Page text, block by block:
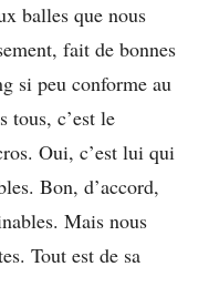
balles que nous
fait de bonnes
si peu conforme au
tous, c’est le
Oui, c’est lui qui
Bon, d’accord,
Mais nous
Tout est de sa